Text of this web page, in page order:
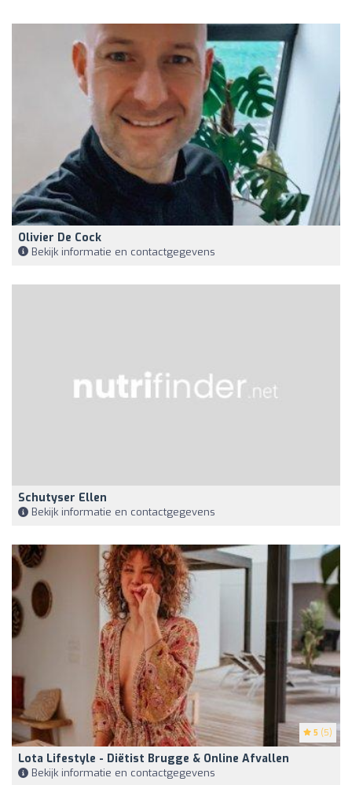
Olivier De Cock
Bekijk informatie en contactgegevens
Schutyser Ellen
Bekijk informatie en contactgegevens
5 (5)
Lota Lifestyle - Diëtist Brugge & Online Afvallen
Bekijk informatie en contactgegevens